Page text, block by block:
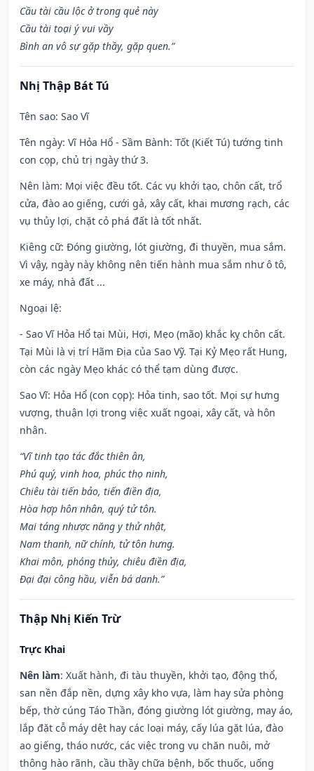
Cầu tài cầu lộc ở trong quẻ này
Cầu tài toại ý vui vầy
Bình an vô sự gặp thầy, gặp quen.”
Nhị Thập Bát Tú
Tên sao: Sao Vĩ
Tên ngày: Vĩ Hỏa Hổ - Sầm Bành: Tốt (Kiết Tú) tướng tinh
con cọp, chủ trị ngày thứ 3.
Nên làm: Mọi việc đều tốt. Các vụ khởi tạo, chôn cất, trổ
cửa, đào ao giếng, cưới gả, xây cất, khai mương rạch, các
vụ thủy lợi, chặt cỏ phá đất là tốt nhất.
Kiêng cữ: Đóng giường, lót giường, đi thuyền, mua sắm.
Vì vậy, ngày này không nên tiến hành mua sắm như ô tô,
xe máy, nhà đất ...
Ngoại lệ:
- Sao Vĩ Hỏa Hổ tại Mùi, Hợi, Mẹo (mão) khắc kỵ chôn cất.
Tại Mùi là vị trí Hãm Địa của Sao Vỹ. Tại Kỷ Mẹo rất Hung,
còn các ngày Mẹo khác có thể tạm dùng được.
Sao Vĩ: Hỏa Hổ (con cọp): Hỏa tinh, sao tốt. Mọi sự hưng
vượng, thuận lợi trong việc xuất ngoại, xây cất, và hôn
nhân.
“Vĩ tinh tạo tác đắc thiên ân,
Phú quý, vinh hoa, phúc thọ ninh,
Chiêu tài tiến bảo, tiến điền địa,
Hòa hợp hôn nhân, quý tử tôn.
Mai táng nhược năng y thử nhật,
Nam thanh, nữ chính, tử tôn hưng.
Khai môn, phóng thủy, chiêu điền địa,
Đại đại công hầu, viễn bá danh.”
Thập Nhị Kiến Trừ
Trực Khai
Nên làm: Xuất hành, đi tàu thuyền, khởi tạo, động thổ,
san nền đắp nền, dựng xây kho vựa, làm hay sửa phòng
bếp, thờ cúng Táo Thần, đóng giường lót giường, may áo,
lắp đặt cỗ máy dệt hay các loại máy, cấy lúa gặt lúa, đào
ao giếng, tháo nước, các việc trong vụ chăn nuôi, mở
thông hào rãnh, cầu thầy chữa bệnh, bốc thuốc, uống